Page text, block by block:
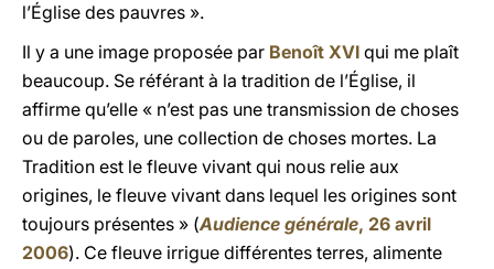
l’Église des pauvres ».
Il y a une image proposée par Benoît XVI qui me plaît
beaucoup. Se référant à la tradition de l’Église, il
affirme qu’elle « n’est pas une transmission de choses
ou de paroles, une collection de choses mortes. La
Tradition est le fleuve vivant qui nous relie aux
origines, le fleuve vivant dans lequel les origines sont
toujours présentes » (Audience générale, 26 avril
2006). Ce fleuve irrigue différentes terres, alimente